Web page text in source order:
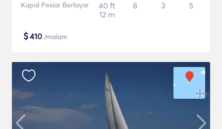
Kapal Pesiar Berlayar
40 ft
12 m
8 3 5
$410 /malam